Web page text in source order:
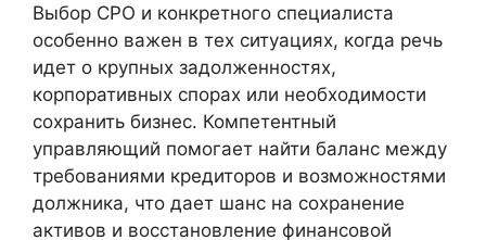
Выбор СРО и конкретного специалиста
особенно важен в тех ситуациях, когда речь
идет о крупных задолженностях,
корпоративных спорах или необходимости
сохранить бизнес. Компетентный
управляющий помогает найти баланс между
требованиями кредиторов и возможностями
должника, что дает шанс на сохранение
активов и восстановление финансовой